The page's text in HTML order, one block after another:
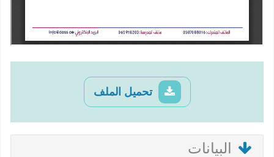
تحميل الملف
البيانات